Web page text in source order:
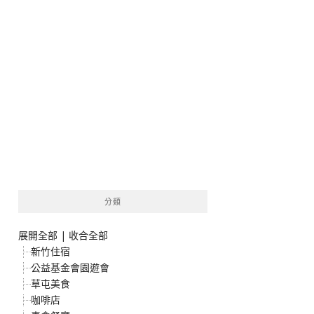
分類
展開全部 | 收合全部
新竹住宿
公益基金會園遊會
草屯美食
咖啡店